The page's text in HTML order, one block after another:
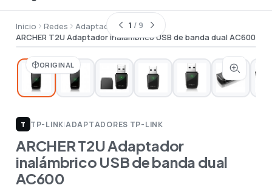
Inicio Redes
Adaptadores
ARCHER T2U Adaptador inalámbrico USB de banda dual AC600
ORIGINAL
1 / 9
T TP-LINK|ADAPTADORES TP-LINK
ARCHER T2U Adaptador
inalámbrico USB de banda dual
AC600